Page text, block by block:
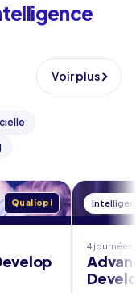
Voir plus
Qualiopi
4 journées